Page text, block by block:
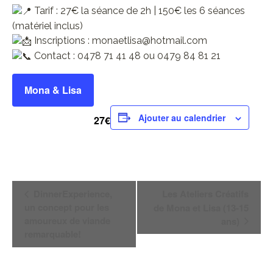
Tarif : 27€ la séance de 2h | 150€ les 6 séances
(matériel inclus)
Inscriptions : monaetlisa@hotmail.com
Contact : 0478 71 41 48 ou 0479 84 81 21
Mona & Lisa
27€ Ajouter au calendrier